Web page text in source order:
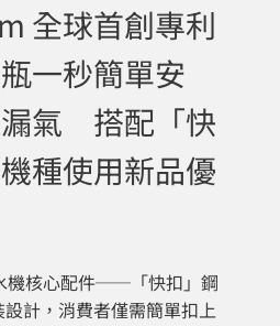
全球首創專利
瓶一秒簡單安
氣 搭配「快
種使用新品優
機核心配件──「快扣」鋼
計，消費者僅需簡單扣上